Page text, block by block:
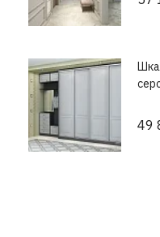
49